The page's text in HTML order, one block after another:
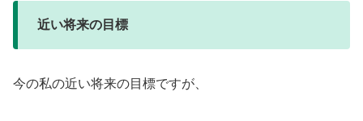
近い将来の目標
今の私の近い将来の目標ですが、